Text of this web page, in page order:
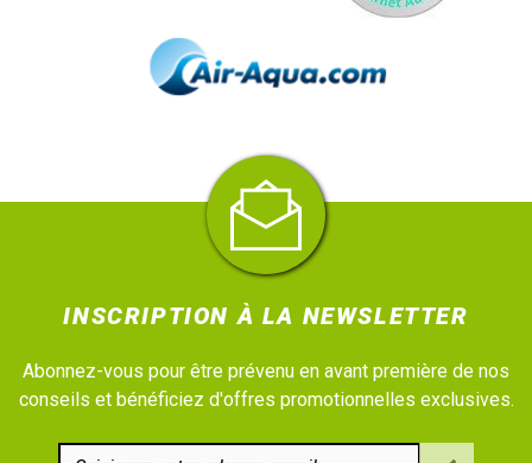
INSCRIPTION À LA NEWSLETTER
Abonnez-vous pour être prévenu en avant première de nos
conseils et bénéficiez d'offres promotionnelles exclusives.